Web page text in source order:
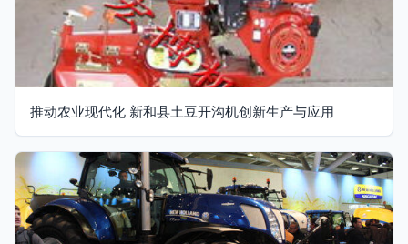
推动农业现代化 新和县土豆开沟机创新生产与应用